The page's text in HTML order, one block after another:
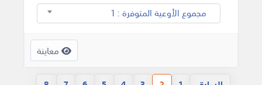
مجموع الأوعية المتوفرة : 1
معاينة